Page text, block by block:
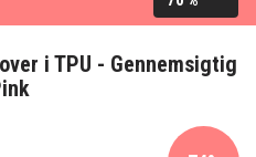
i TPU - Gennemsigtig